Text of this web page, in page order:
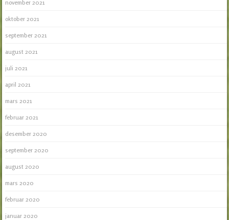
november 2021
oktober 2021
september 2021
august 2021
juli 2021
april 2021
mars 2021
februar 2021
desember 2020
september 2020
august 2020
mars 2020
februar 2020
januar 2020